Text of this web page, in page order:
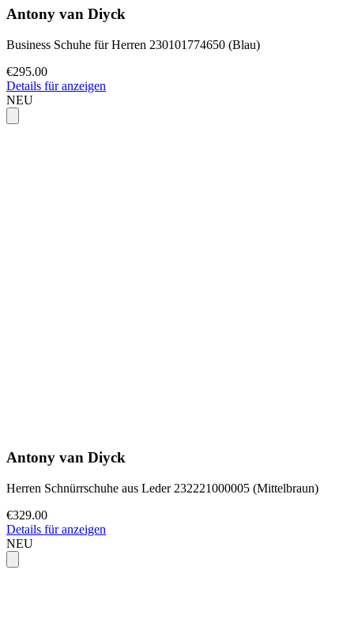
Antony van Diyck
Business Schuhe für Herren 230101774650 (Blau)
€295.00
Details für anzeigen
NEU
Antony van Diyck
Herren Schnürrschuhe aus Leder 232221000005 (Mittelbraun)
€329.00
Details für anzeigen
NEU